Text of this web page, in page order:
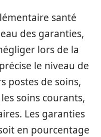
santé
des garanties,
lors de la
le niveau de
postes de soins,
soins courants,
Les garanties
en pourcentage